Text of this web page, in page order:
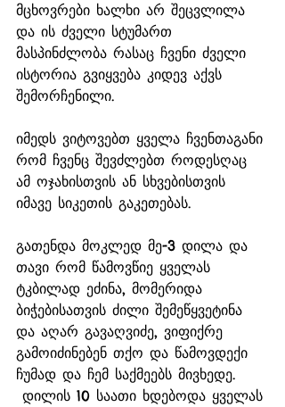
მცხოვრები ხალხი არ შეცვლილა
და ის ძველი სტუმართ
მასპინძლობა რასაც ჩვენი ძველი
ისტორია გვიყვება კიდევ აქვს
შემორჩენილი.
იმედს ვიტოვებთ ყველა ჩვენთაგანი
რომ ჩვენც შევძლებთ როდესღაც
ამ ოჯახისთვის ან სხვებისთვის
იმავე სიკეთის გაკეთებას.
გათენდა მოკლედ მე-3 დილა და
თავი რომ წამოვწიე ყველას
ტკბილად ეძინა, მომერიდა
ბიჭებისათვის ძილი შემეწყვეტინა
და აღარ გავაღვიძე, ვიფიქრე
გამოიძინებენ თქო და წამოვდექი
ჩუმად და ჩემ საქმეებს მივხედე.